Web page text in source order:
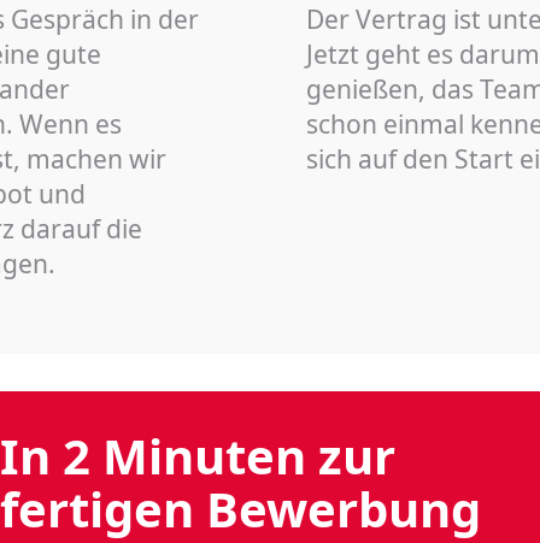
Gespräch in der
gute
Wenn es
machen wir
und
darauf die
Der Vertrag ist
Jetzt geht es
genießen, das
schon einmal
sich auf den Start
In 2 Minuten zur
fertigen Bewerbung